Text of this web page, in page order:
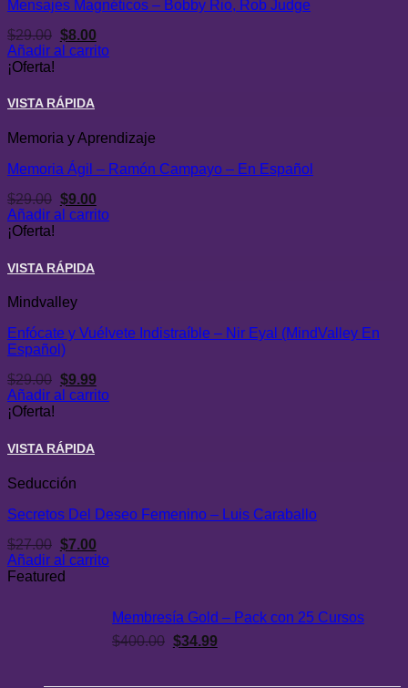
Mensajes Magnéticos – Bobby Rio, Rob Judge
$29.00 El
precio
$29.00.
$8.00El
precio
Añadir al carrito
¡Oferta!
VISTA RÁPIDA
Memoria y Aprendizaje
Memoria Ágil – Ramón Campayo – En Español
$29.00 El
precio
$9.00El
precio
Añadir al carrito
¡Oferta!
VISTA RÁPIDA
Mindvalley
Enfócate y Vuélvete Indistraíble – Nir Eyal (MindValley En
Español)
$29.00 El
precio
$9.99El
precio
Añadir al carrito
¡Oferta!
VISTA RÁPIDA
Seducción
Secretos Del Deseo Femenino – Luis Caraballo
$27.00 El
precio
original
$7.00El
precio
Añadir al carrito
Featured
Membresía Gold – Pack con 25 Cursos
$400.00 El
$34.99El